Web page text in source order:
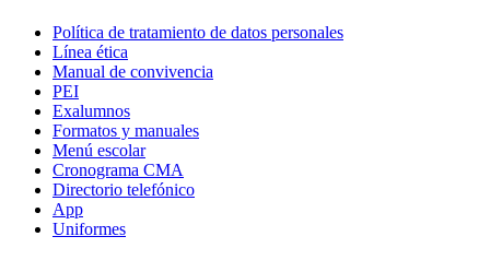
Política de tratamiento de datos personales
Línea ética
Manual de convivencia
PEI
Exalumnos
Formatos y manuales
Menú escolar
Cronograma CMA
Directorio telefónico
App
Uniformes